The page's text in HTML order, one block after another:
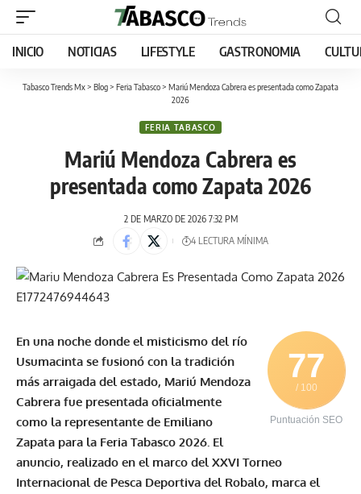
INICIO NOTICIAS LIFESTYLE GASTRONOMIA
Tabasco Trends Mx> Blog> Feria Tabasco> Mariú Mendoza Cabrera es presentada como Zapata
2026
FERIA TABASCO
Mariú Mendoza Cabrera es
presentada como Zapata 2026
2 DE MARZO DE 2026 7:32 PM
4 LECTURA MÍNIMA
77
/ 100
Puntuación SEO
En una noche donde el misticismo del río
Usumacinta se fusionó con la tradición
más arraigada del estado, Mariú Mendoza
Cabrera fue presentada oficialmente
como la representante de Emiliano
Zapata para la Feria Tabasco 2026. El
anuncio, realizado en el marco del XXVI Torneo
Internacional de Pesca Deportiva del Robalo, marca el